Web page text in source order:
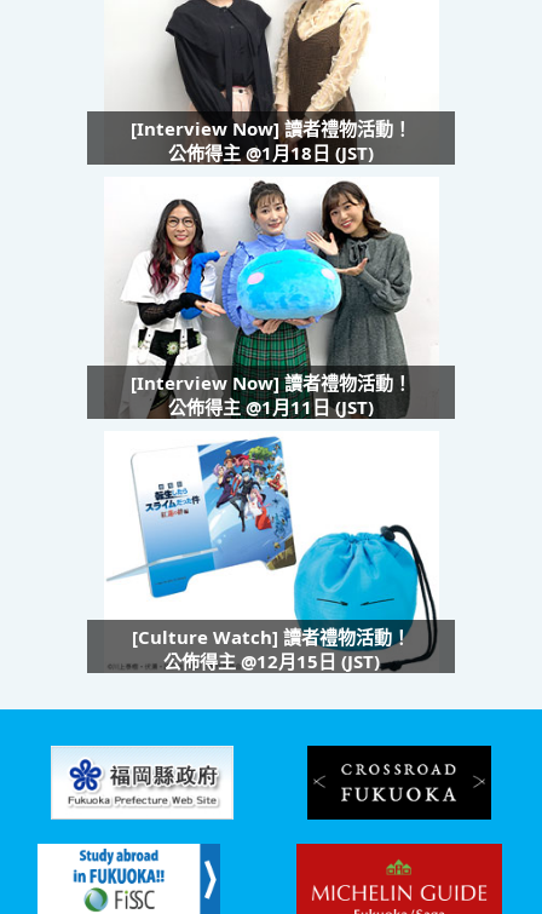
[Interview Now] 讀者禮物活動！
公佈得主 @1月18日 (JST)
[Interview Now] 讀者禮物活動！
公佈得主 @1月11日 (JST)
[Culture Watch] 讀者禮物活動！
公佈得主 @12月15日 (JST)